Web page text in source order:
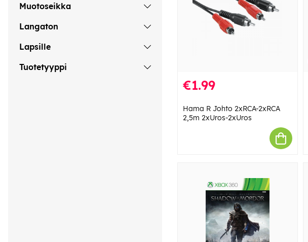
Muotoseikka
Langaton
Lapsille
Tuotetyyppi
€1.99
Hama R Johto 2xRCA-2xRCA
2,5m 2xUros-2xUros